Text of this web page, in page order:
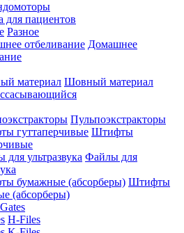
для пациентов
Разное
Домашнее
Шовный материал
Пульпоэкстракторы
Штифты
Файлы для
Штифты
(абсорберы)
Gates
H-Files